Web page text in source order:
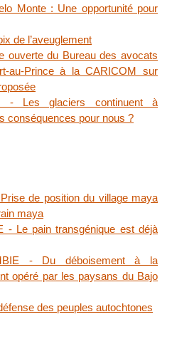
Monte : Une opportunité pour
de l’aveuglement
ouverte du Bureau des avocats
au-Prince à la CARICOM sur
- Les glaciers continuent à
conséquences pour nous ?
de position du village maya
maya
- Le pain transgénique est déjà
- Du déboisement à la
opéré par les paysans du Bajo
des peuples autochtones